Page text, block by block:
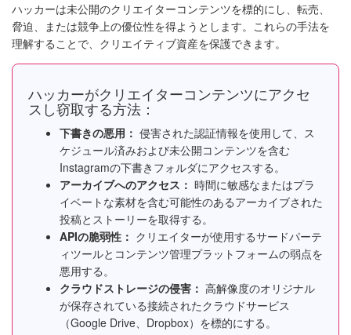
ハッカーは未公開のクリエイターコンテンツを標的にし、転売、
脅迫、または競争上の優位性を得ようとします。これらの手法を
理解することで、クリエイティブ資産を保護できます。
ハッカーがクリエイターコンテンツにアクセ
スし窃取する方法：
下書きの悪用： 侵害された認証情報を使用して、ス
ケジュール済みおよび未公開コンテンツを含む
Instagramの下書きフォルダにアクセスする。
アーカイブへのアクセス： 時間に敏感なまたはプラ
イベートな素材を含む可能性のあるアーカイブされた
投稿とストーリーを取得する。
APIの脆弱性： クリエイターが使用するサードパーテ
ィツールとコンテンツ管理プラットフォームの弱点を
悪用する。
クラウドストレージの侵害： 高解像度のオリジナル
が保存されている接続されたクラウドサービス
（Google Drive、Dropbox）を標的にする。